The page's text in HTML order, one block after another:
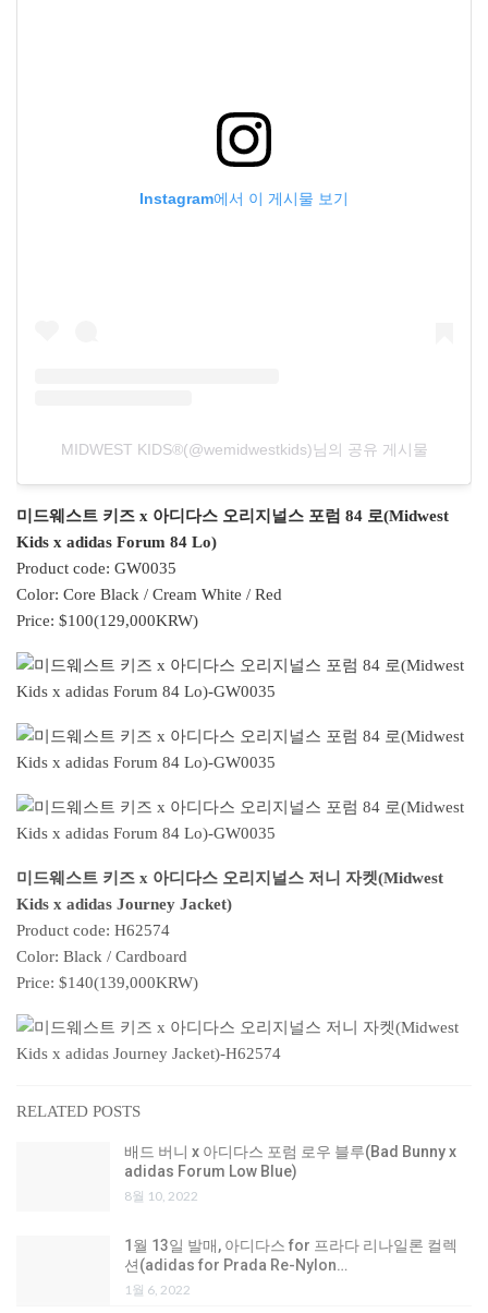
Instagram에서 이 게시물 보기
MIDWEST KIDS®️(@wemidwestkids)님의 공유 게시물
미드웨스트 키즈 x 아디다스 오리지널스 포럼 84 로(Midwest
Kids x adidas Forum 84 Lo)
Product code: GW0035
Color: Core Black / Cream White / Red
Price: $100(129,000KRW)
미드웨스트 키즈 x 아디다스 오리지널스 저니 자켓(Midwest
Kids x adidas Journey Jacket)
Product code: H62574
Color: Black / Cardboard
Price: $140(139,000KRW)
RELATED POSTS
배드 버니 x 아디다스 포럼 로우 블루(Bad Bunny x
adidas Forum Low Blue)
8월 10, 2022
1월 13일 발매, 아디다스 for 프라다 리나일론 컬렉
션(adidas for Prada Re-Nylon…
1월 6, 2022